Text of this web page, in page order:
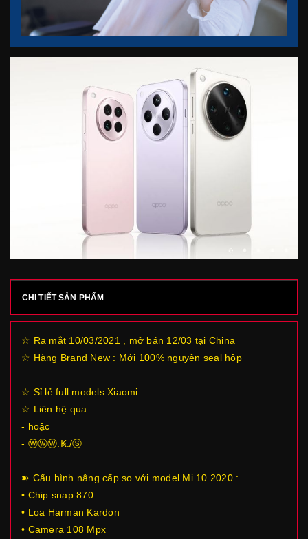
CHI TIẾT SẢN PHẨM
☆ Ra mắt 10/03/2021 , mở bán 12/03 tại China
☆ Hàng Brand New : Mới 100% nguyên seal hộp
☆ Sỉ lẻ full models Xiaomi
☆ Liên hệ qua
- hoặc
- ⓦⓦⓦ.Ꝃ./Ⓢ
➽ Cấu hình nâng cấp so với model Mi 10 2020 :
• Chip snap 870
• Loa Harman Kardon
• Camera 108 Mpx